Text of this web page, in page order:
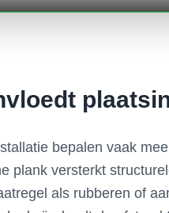
bepalen vaak
plank versterkt
als rubberen of